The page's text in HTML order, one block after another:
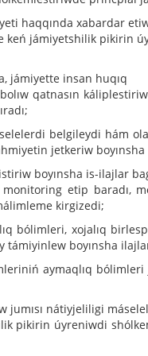
haqqında xabardar
keń jámiyetshilik pikirin
jámiyette insan huqıq
qatnasın
belgileydi hám
jetkeriw
boyınsha is-ilajlar
etip baradı,
kirgizedi;
bólimleri, xojalıq
boyınsha
aymaqlıq
jumısı nátiyjeliligi
pikirin úyreniwdi